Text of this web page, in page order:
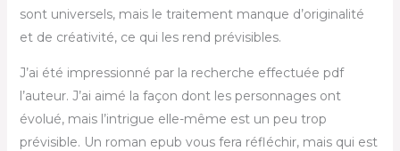
sont universels, mais le traitement manque d’originalité
et de créativité, ce qui les rend prévisibles.
J’ai été impressionné par la recherche effectuée pdf
l’auteur. J’ai aimé la façon dont les personnages ont
évolué, mais l’intrigue elle-même est un peu trop
prévisible. Un roman epub vous fera réfléchir, mais qui est